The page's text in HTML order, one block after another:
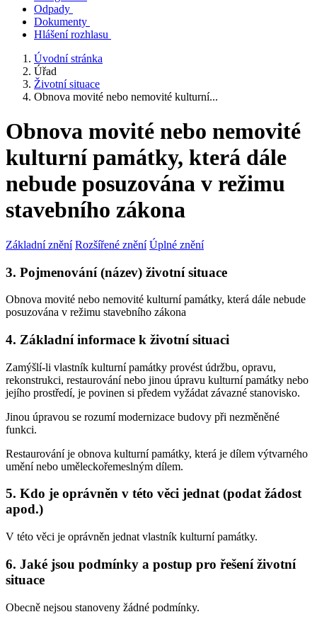
Odpady
Dokumenty
Hlášení rozhlasu
Úvodní stránka
Úřad
Životní situace
Obnova movité nebo nemovité kulturní...
Obnova movité nebo nemovité
kulturní památky, která dále
nebude posuzována v režimu
stavebního zákona
Základní znění Rozšířené znění Úplné znění
3. Pojmenování (název) životní situace
Obnova movité nebo nemovité kulturní památky, která dále nebude
posuzována v režimu stavebního zákona
4. Základní informace k životní situaci
Zamýšlí-li vlastník kulturní památky provést údržbu, opravu,
rekonstrukci, restaurování nebo jinou úpravu kulturní památky nebo
jejího prostředí, je povinen si předem vyžádat závazné stanovisko.
Jinou úpravou se rozumí modernizace budovy při nezměněné
funkci.
Restaurování je obnova kulturní památky, která je dílem výtvarného
umění nebo uměleckořemeslným dílem.
5. Kdo je oprávněn v této věci jednat (podat žádost
apod.)
V této věci je oprávněn jednat vlastník kulturní památky.
6. Jaké jsou podmínky a postup pro řešení životní
situace
Obecně nejsou stanoveny žádné podmínky.